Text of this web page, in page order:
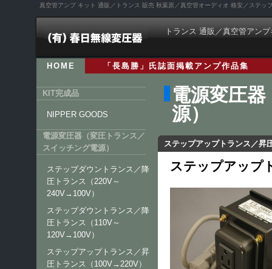
真空管アンプ キット 通販／トランス 販売 秋葉原／真空管オーディオ 格安／ステ
トランス 通販／真空管アン
HOME 「長島勝」氏誌面掲載アンプ作品集
電源変圧
源）
ステップアップトランス／
ステップアップ
KIT完成品
NIPPER GOODS
電源変圧器（変圧トランス／
スイッチング電源）
ステップダウントランス／降
圧トランス（220V～
240V→100V）
ステップダウントランス／降
圧トランス（110V～
120V→100V）
ステップアップトランス／昇
圧トランス（100V→220V）